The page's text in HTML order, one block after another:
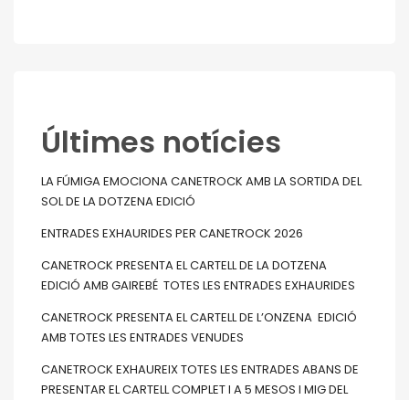
Últimes notícies
LA FÚMIGA EMOCIONA CANETROCK AMB LA SORTIDA DEL
SOL DE LA DOTZENA EDICIÓ
ENTRADES EXHAURIDES PER CANETROCK 2026
CANETROCK PRESENTA EL CARTELL DE LA DOTZENA
EDICIÓ AMB GAIREBÉ TOTES LES ENTRADES EXHAURIDES
CANETROCK PRESENTA EL CARTELL DE L’ONZENA EDICIÓ
AMB TOTES LES ENTRADES VENUDES
CANETROCK EXHAUREIX TOTES LES ENTRADES ABANS DE
PRESENTAR EL CARTELL COMPLET I A 5 MESOS I MIG DEL